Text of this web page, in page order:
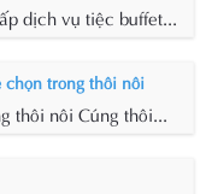
dịch vụ tiệc buffet...
chọn trong thôi nôi
thôi nôi Cúng thôi...